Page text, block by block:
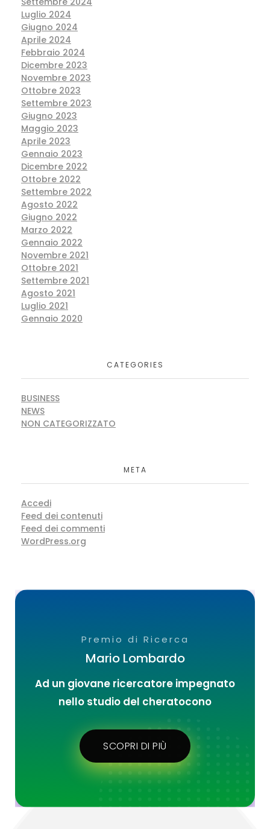
Luglio 2024
Giugno 2024
Aprile 2024
Febbraio 2024
Dicembre 2023
Novembre 2023
Ottobre 2023
Settembre 2023
Giugno 2023
Maggio 2023
Aprile 2023
Gennaio 2023
Dicembre 2022
Ottobre 2022
Settembre 2022
Agosto 2022
Giugno 2022
Marzo 2022
Gennaio 2022
Novembre 2021
Ottobre 2021
Settembre 2021
Agosto 2021
Luglio 2021
Gennaio 2020
CATEGORIES
BUSINESS
NEWS
NON CATEGORIZZATO
META
Accedi
Feed dei contenuti
Feed dei commenti
WordPress.org
Premio di Ricerca
Mario Lombardo
Ad un giovane ricercatore impegnato
nello studio del cheratocono
SCOPRI DI PIÙ